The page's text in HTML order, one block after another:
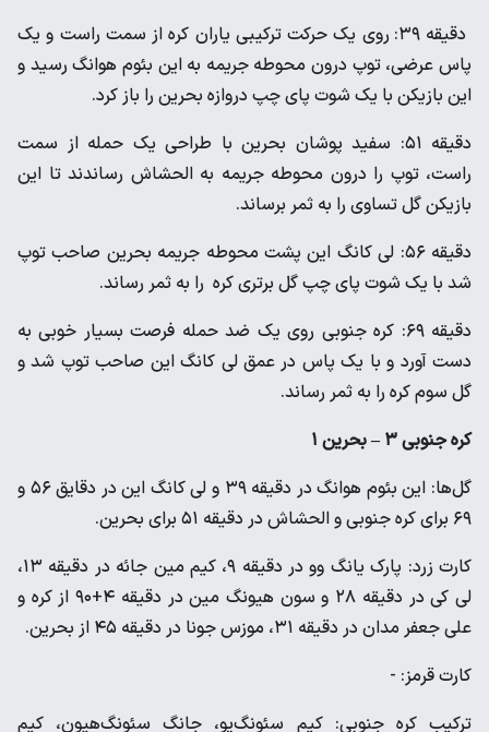
دقیقه ۳۹: روی یک حرکت ترکیبی یاران کره از سمت راست و یک
پاس عرضی، توپ درون محوطه جریمه به این بئوم هوانگ رسید و
این بازیکن با یک شوت پای چپ دروازه‌ بحرین را باز کرد.
دقیقه ۵۱: سفید پوشان بحرین با طراحی یک حمله از سمت
راست، توپ را درون محوطه جریمه به الحشاش رساندند تا این
بازیکن گل تساوی را به ثمر برساند.
دقیقه ۵۶: لی کانگ این پشت محوطه جریمه بحرین صاحب توپ
شد با یک شوت پای چپ گل برتری کره را به ثمر رساند.
دقیقه ۶۹: کره جنوبی روی یک ضد حمله فرصت بسیار خوبی به
دست آورد و با یک پاس در عمق لی کانگ این صاحب توپ شد و
گل سوم کره را به ثمر رساند.
کره جنوبی ۳ – بحرین ۱
گل‌ها: این بئوم هوانگ در دقیقه ۳۹ و لی کانگ این در دقایق ۵۶ و
۶۹ برای کره جنوبی و الحشاش در دقیقه ۵۱ برای بحرین.
کارت زرد: پارک یانگ وو در دقیقه ۹، کیم مین جائه در دقیقه ۱۳،
لی کی در دقیقه ۲۸ و سون هیونگ مین در دقیقه ۴+۹۰ از کره و
علی جعفر مدان در دقیقه ۳۱، موزس جونا در دقیقه ۴۵ از بحرین.
کارت قرمز: -
ترکیب کره جنوبی: کیم سئونگ‌یو، جانگ سئونگ‌هیون، کیم